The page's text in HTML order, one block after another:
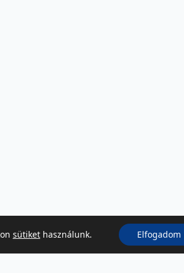
sütikethasználunk. Elfogadom